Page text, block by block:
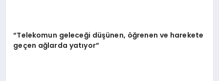
“Telekomun geleceği düşünen, öğrenen ve harekete
geçen ağlarda yatıyor”